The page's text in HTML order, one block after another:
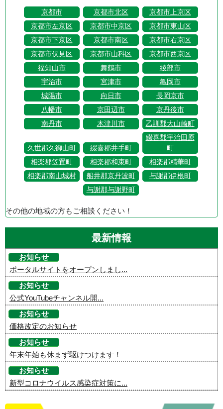
京都市 京都市北区
京都市上京区
京都市左京区
京都市中京区
京都市東山区
京都市下京区
京都市南区
京都市右京区
京都市伏見区
京都市山科区
京都市西京区
福知山市
舞鶴市
綾部市
宇治市
宮津市
亀岡市
城陽市
向日市
長岡京市
八幡市
京田辺市
京丹後市
南丹市
木津川市 乙訓郡大山崎町
久世郡久御山町 綴喜郡井手町
綴喜郡宇治田原
町
相楽郡笠置町
相楽郡和束町
相楽郡精華町
相楽郡南山城村
船井郡京丹波町
与謝郡伊根町
与謝郡与謝野町
その他の地域の方もご相談ください！
最新情報
お知らせ
ポータルサイトをオープンしまし...
お知らせ
公式YouTubeチャンネル開...
お知らせ
価格改定のお知らせ
お知らせ
年末年始も休まず駆けつけます！
お知らせ
新型コロナウイルス感染症対策に...